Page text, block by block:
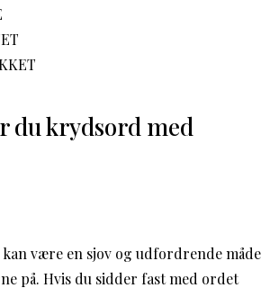
du krydsord med
være en sjov og udfordrende måde
på. Hvis du sidder fast med ordet